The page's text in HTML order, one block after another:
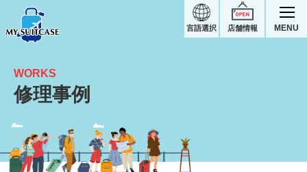
店舗情報
言語選択 MENU
タイヤが削れた｜スーツケース修理実績
WORKS
修理事例